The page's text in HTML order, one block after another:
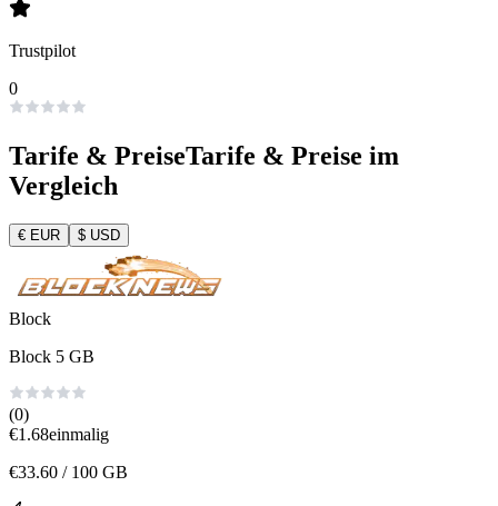
Trustpilot
0
Tarife & PreiseTarife & Preise im
Vergleich
€ EUR $ USD
Block
Block 5 GB
(0)
€1.68einmalig
€33.60 / 100 GB